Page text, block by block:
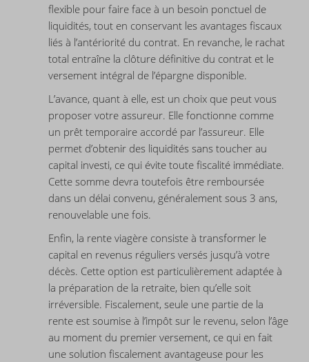
flexible pour faire face à un besoin ponctuel de
liquidités, tout en conservant les avantages fiscaux
liés à l’antériorité du contrat. En revanche, le rachat
total entraîne la clôture définitive du contrat et le
versement intégral de l’épargne disponible.
L’avance, quant à elle, est un choix que peut vous
proposer votre assureur. Elle fonctionne comme
un prêt temporaire accordé par l’assureur. Elle
permet d’obtenir des liquidités sans toucher au
capital investi, ce qui évite toute fiscalité immédiate.
Cette somme devra toutefois être remboursée
dans un délai convenu, généralement sous 3 ans,
renouvelable une fois.
Enfin, la rente viagère consiste à transformer le
capital en revenus réguliers versés jusqu’à votre
décès. Cette option est particulièrement adaptée à
la préparation de la retraite, bien qu’elle soit
irréversible. Fiscalement, seule une partie de la
rente est soumise à l’impôt sur le revenu, selon l’âge
au moment du premier versement, ce qui en fait
une solution fiscalement avantageuse pour les